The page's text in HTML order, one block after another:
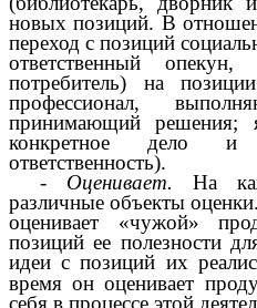
новых позиций. В
переход с позиций
ответственный
потребитель) на
профессионал,
принимающий решения;
конкретное дело
ответственность).
- Оценивает.
На
различные объекты
оценивает «чужой»
позиций ее полезности
идеи с позиций их
время он оценивает
себя в процессе этой